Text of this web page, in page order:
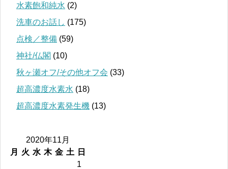
水素飽和純水 (2)
洗車のお話し (175)
点検／整備 (59)
神社/仏閣 (10)
秋ヶ瀬オフ/その他オフ会 (33)
超高濃度水素水 (18)
超高濃度水素発生機 (13)
2020年11月
月
火 水 木 金 土
日
1